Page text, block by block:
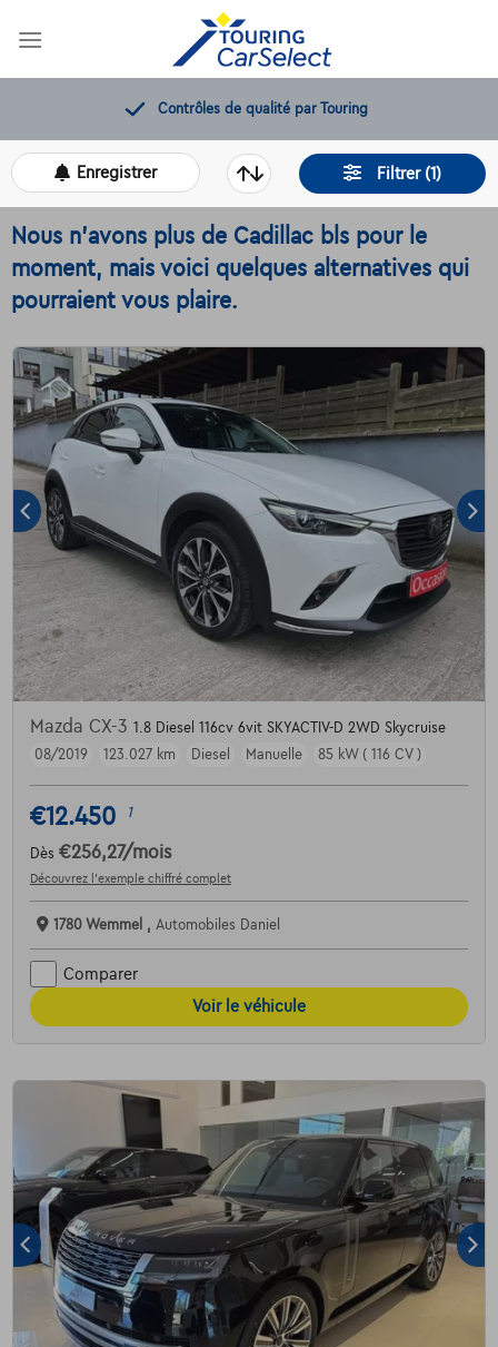
12 mois de dépannage offerts
Filtrer (1)
Enregistrer
Nous n'avons plus de Cadillac bls pour le
moment, mais voici quelques alternatives qui
pourraient vous plaire.
Mazda CX-3 1.8 Diesel 116cv 6vit SKYACTIV-D 2WD Skycruise
08/2019
123.027 km Diesel Manuelle 85 kW ( 116 CV )
€12.450 1
Dès €256,27/mois
Découvrez l’exemple chiffré complet
1780 Wemmel , Automobiles Daniel
Comparer
Voir le véhicule